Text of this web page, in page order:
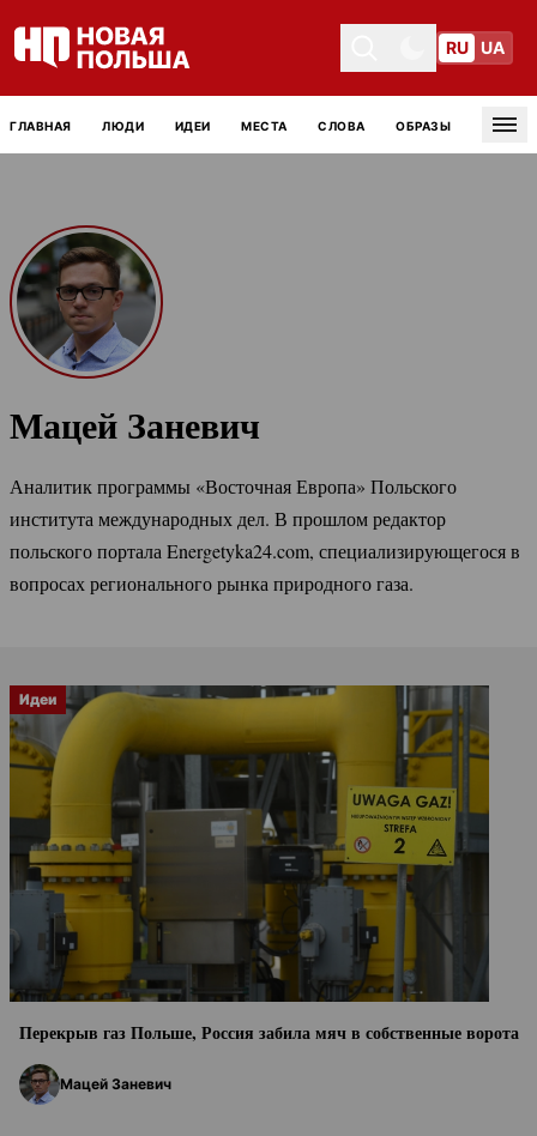
Toggle themeToggle theme
RU UA
ГЛАВНАЯ ЛЮДИ ИДЕИ МЕСТА СЛОВА ОБРАЗЫ
Мацей Заневич
Аналитик программы «Восточная Европа» Польского
института международных дел. В прошлом редактор
польского портала Energetyka24.com, специализирующегося в
вопросах регионального рынка природного газа.
Идеи
Перекрыв газ Польше, Россия забила мяч в собственные ворота
Мацей Заневич